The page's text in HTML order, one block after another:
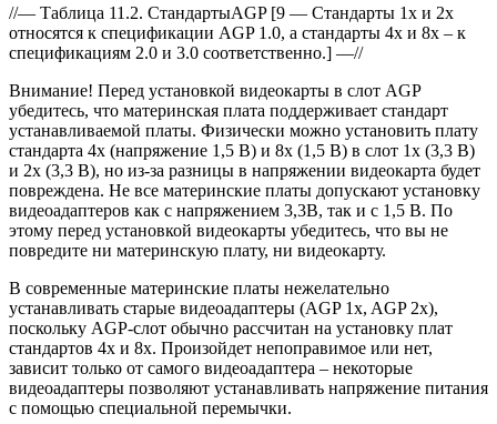
//— Таблица 11.2. СтандартыAGP [9 — Стандарты 1x и 2x
относятся к спецификации AGP 1.0, а стандарты 4x и 8x – к
спецификациям 2.0 и 3.0 соответственно.] —//
Внимание! Перед установкой видеокарты в слот AGP
убедитесь, что материнская плата поддерживает стандарт
устанавливаемой платы. Физически можно установить плату
стандарта 4x (напряжение 1,5 В) и 8x (1,5 В) в слот 1x (3,3 В)
и 2x (3,3 В), но из-за разницы в напряжении видеокарта будет
повреждена. Не все материнские платы допускают установку
видеоадаптеров как с напряжением 3,3В, так и с 1,5 В. По
этому перед установкой видеокарты убедитесь, что вы не
повредите ни материнскую плату, ни видеокарту.
В современные материнские платы нежелательно
устанавливать старые видеоадаптеры (AGP 1x, AGP 2x),
поскольку AGP-слот обычно рассчитан на установку плат
стандартов 4x и 8x. Произойдет непоправимое или нет,
зависит только от самого видеоадаптера – некоторые
видеоадаптеры позволяют устанавливать напряжение питания
с помощью специальной перемычки.